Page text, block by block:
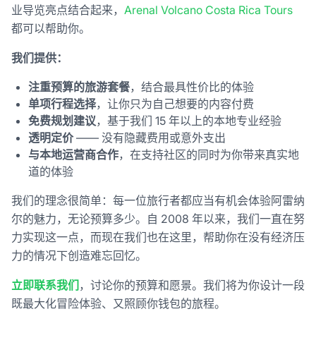
业导览亮点结合起来， Arenal Volcano Costa Rica Tours
都可以帮助你。
我们提供：
注重预算的旅游套餐，结合最具性价比的体验
单项行程选择，让你只为自己想要的内容付费
免费规划建议，基于我们 15 年以上的本地专业经验
透明定价—— 没有隐藏费用或意外支出
与本地运营商合作，在支持社区的同时为你带来真实地
道的体验
我们的理念很简单：每一位旅行者都应当有机会体验阿雷纳
尔的魅力，无论预算多少。自 2008 年以来，我们一直在努
力实现这一点，而现在我们也在这里，帮助你在没有经济压
力的情况下创造难忘回忆。
立即联系我们 ，讨论你的预算和愿景。我们将为你设计一段
既最大化冒险体验、又照顾你钱包的旅程。